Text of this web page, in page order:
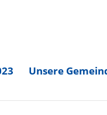
Unsere